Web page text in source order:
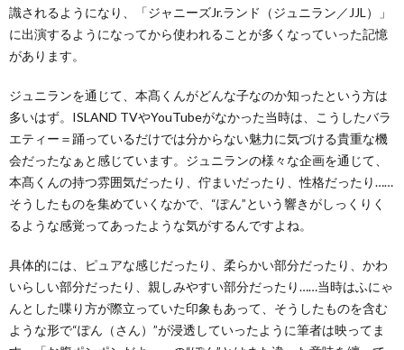
識されるようになり、「ジャニーズJr.ランド（ジュニラン／JJL）」
に出演するようになってから使われることが多くなっていった記憶
があります。
ジュニランを通じて、本髙くんがどんな子なのか知ったという方は
多いはず。ISLAND TVやYouTubeがなかった当時は、こうしたバラ
エティー＝踊っているだけでは分からない魅力に気づける貴重な機
会だったなぁと感じています。ジュニランの様々な企画を通じて、
本髙くんの持つ雰囲気だったり、佇まいだったり、性格だったり……
そうしたものを集めていくなかで、“ぽん”という響きがしっくりく
るような感覚ってあったような気がするんですよね。
具体的には、ピュアな感じだったり、柔らかい部分だったり、かわ
いらしい部分だったり、親しみやすい部分だったり……当時はふにゃ
んとした喋り方が際立っていた印象もあって、そうしたものを含む
ような形で“ぽん（さん）”が浸透していったように筆者は映ってま